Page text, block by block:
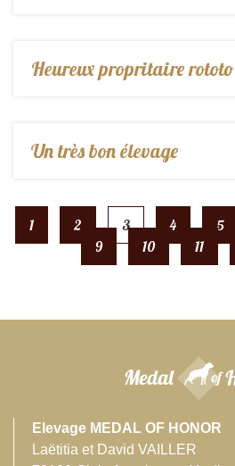
Heureux propritaire rototo
Un très bon élevage
1 2 3 4 5
9
10 11
Elevage MEDAL OF HONOR
Laëtitia et David VAILLER